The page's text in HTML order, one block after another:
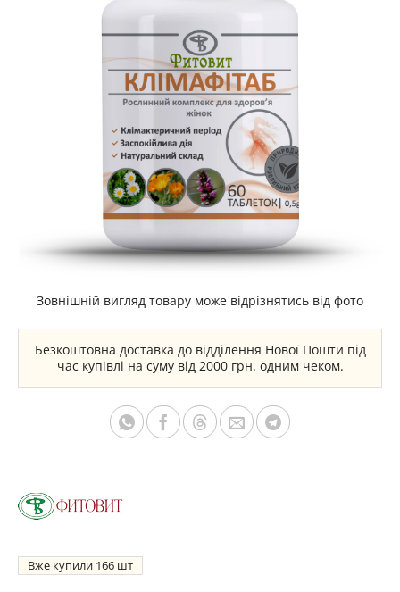
Зовнішній вигляд товару може відрізнятись від фото
Безкоштовна доставка до відділення Нової Пошти під
час купівлі на суму від 2000 грн. одним чеком.
Вже купили 166